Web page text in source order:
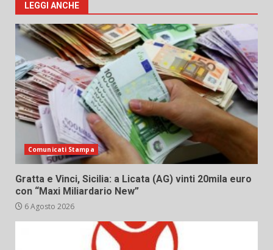
LEGGI ANCHE
Comunicati Stampa
Gratta e Vinci, Sicilia: a Licata (AG) vinti 20mila euro
con “Maxi Miliardario New”
6 Agosto 2026